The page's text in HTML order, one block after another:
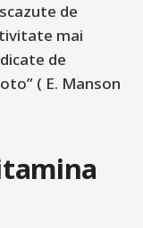
de
mai
de
( E. Manson